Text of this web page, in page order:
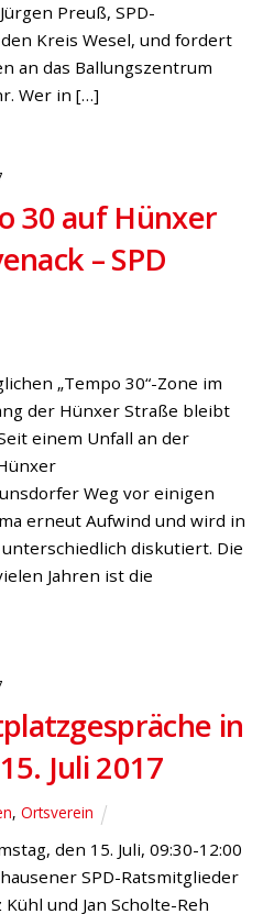
an der kritischen Stelle
der Verkehrszählung sieht
einer
Lichtzeichenanlage
Schulte (SPD):
an Hünxer
an der A3-Abfahrt Hünxe zu
unübersichtliche
schlägt SPD-
wandte sich an den
Meesters und NRW-
Eine Zählung soll die
Arnheim abfahren […]
Schulte /
„Kanalbrücke
kommen!“